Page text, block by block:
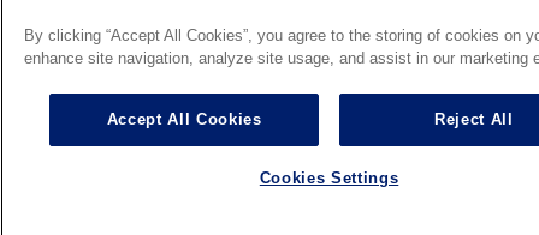
By clicking “Accept All Cookies”, you agree to the storing of cookies on
enhance site navigation, analyze site usage, and assist in our marketing
Accept All Cookies Reject All
Cookies Settings